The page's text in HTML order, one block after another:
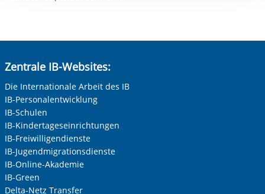
Zentrale IB-Websites:
Die Internationale Arbeit des IB
IB-Personalentwicklung
IB-Schulen
IB-Kindertageseinrichtungen
IB-Freiwilligendienste
IB-Jugendmigrationsdienste
IB-Online-Akademie
IB-Green
Delta-Netz Transfer